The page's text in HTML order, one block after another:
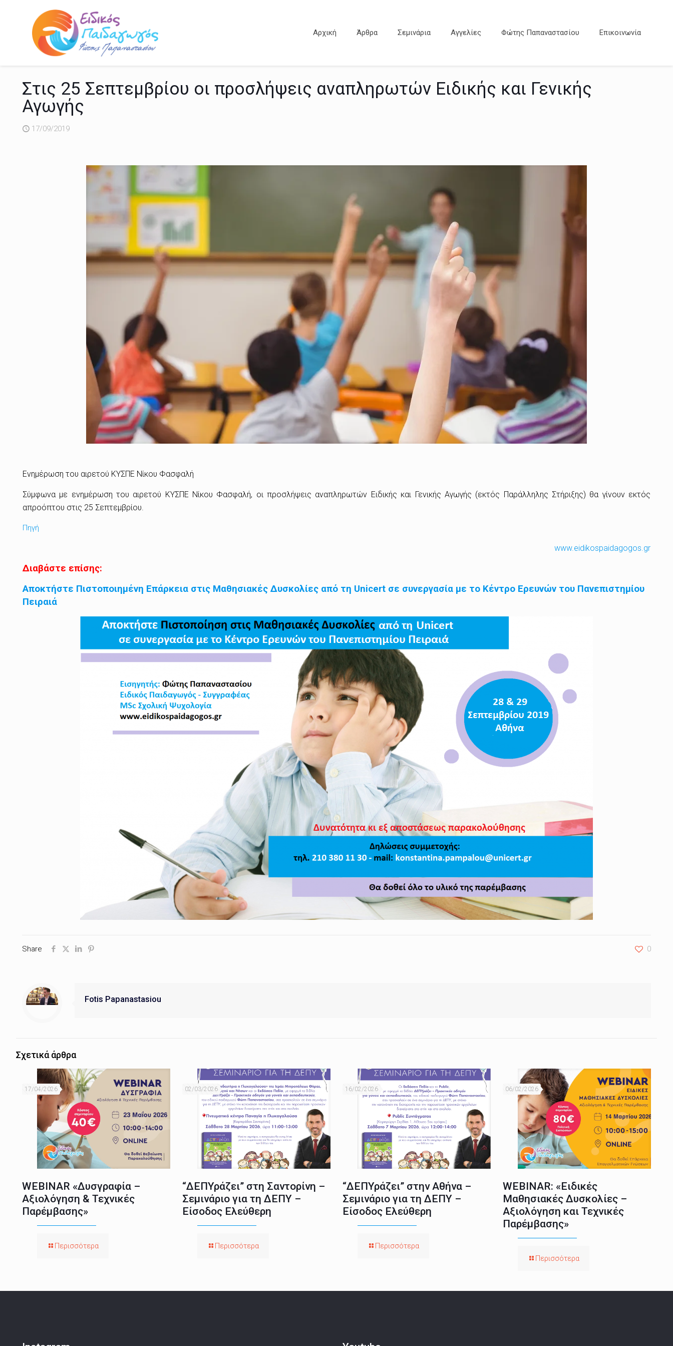
Αρχική Άρθρα Σεμινάρια Αγγελίες Φώτης Παπαναστασίου Επικοινωνία
Στις 25 Σεπτεμβρίου οι προσλήψεις αναπληρωτών Ειδικής και Γενικής
Αγωγής
17/09/2019
Ενημέρωση του αιρετού ΚΥΣΠΕ Νίκου Φασφαλή
Σύμφωνα με ενημέρωση του αιρετού ΚΥΣΠΕ Νίκου Φασφαλή, οι προσλήψεις αναπληρωτών Ειδικής και Γενικής Αγωγής (εκτός Παράλληλης Στήριξης) θα γίνουν εκτός
απροόπτου στις 25 Σεπτεμβρίου.
Πηγή
www.eidikospaidagogos.gr
Διαβάστε επίσης:
Αποκτήστε Πιστοποιημένη Επάρκεια στις Μαθησιακές Δυσκολίες από τη Unicert σε συνεργασία με το Κέντρο Ερευνών του Πανεπιστημίου
Πειραιά
Share 0
Fotis Papanastasiou
Σχετικά άρθρα
17/04/2026
WEBINAR «Δυσγραφία –
Αξιολόγηση & Τεχνικές
Παρέμβασης»
Περισσότερα
02/03/2026
“ΔΕΠΥράζει” στη Σαντορίνη –
Σεμινάριο για τη ΔΕΠΥ –
Είσοδος Ελεύθερη
Περισσότερα
16/02/2026
“ΔΕΠΥράζει” στην Αθήνα –
Σεμινάριο για τη ΔΕΠΥ –
Είσοδος Ελεύθερη
Περισσότερα
06/02/2026
WEBINAR: «Ειδικές
Μαθησιακές Δυσκολίες –
Αξιολόγηση και Τεχνικές
Παρέμβασης»
Περισσότερα